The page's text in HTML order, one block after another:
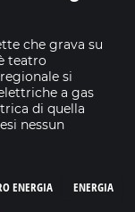
che grava su
teatro
si
a gas
di quella
nessun
ENERGIA
ENERGIA